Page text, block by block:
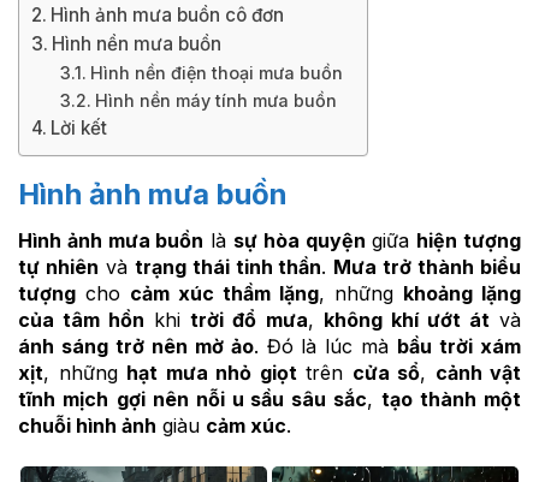
Hình ảnh mưa buồn cô đơn
Hình nền mưa buồn
Hình nền điện thoại mưa buồn
Hình nền máy tính mưa buồn
Lời kết
Hình ảnh mưa buồn
Hình ảnh mưa buồn là sự hòa quyện giữa hiện tượng
tự nhiên và trạng thái tinh thần. Mưa trở thành biểu
tượng cho cảm xúc thầm lặng, những khoảng lặng
của tâm hồn khitrời đổ mưa, không khí ướt átvà
ánh sáng trở nên mờ ảo. Đó là lúc mà bầu trời xám
xịt, những hạt mưa nhỏ giọttrên cửa sổ, cảnh vật
tĩnh mịch gợi nên nỗi u sầu sâu sắc,tạo thành một
chuỗi hình ảnh giàu cảm xúc.